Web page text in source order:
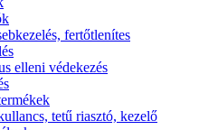
fertőtlenítes
elleni védekezés
tetű riasztó, kezelő